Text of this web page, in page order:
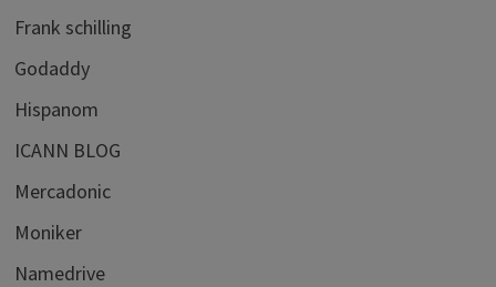
Frank schilling
Godaddy
Hispanom
ICANN BLOG
Mercadonic
Moniker
Namedrive